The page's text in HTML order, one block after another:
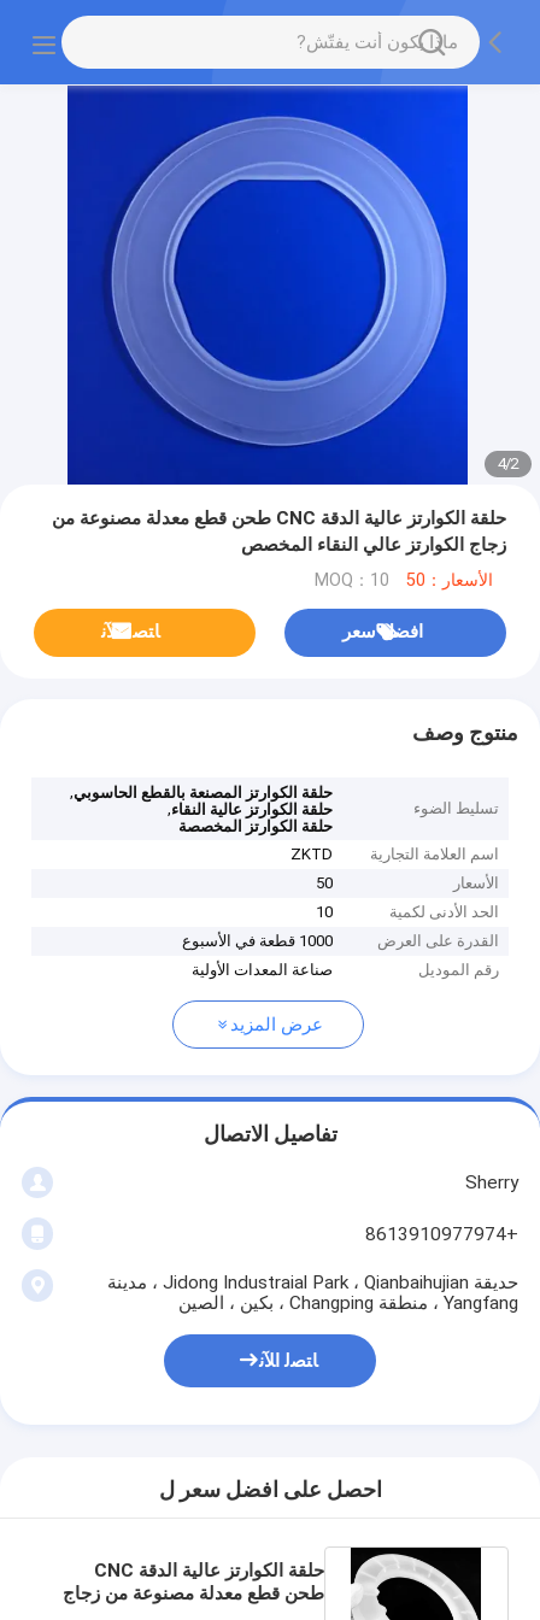
2
/
4
حلقة الكوارتز عالية الدقة CNC طحن قطع معدلة مصنوعة من
زجاج الكوارتز عالي النقاء المخصص
الأسعار：50 MOQ：10
افضل سعر ﺎﺘﺼﻟ ﺍﻶﻧ
منتوج وصف
تسليط الضوء
حلقة الكوارتز المصنعة بالقطع الحاسوبي,
حلقة الكوارتز عالية النقاء,
حلقة الكوارتز المخصصة
اسم العلامة التجارية
ZKTD
الأسعار
50
الحد الأدنى لكمية
10
القدرة على العرض
1000 قطعة في الأسبوع
رقم الموديل
صناعة المعدات الأولية
عرض المزيد
تفاصيل الاتصال
Sherry
+8613910977974
حديقة Jidong Industraial Park ، Qianbaihujian ، مدينة
Yangfang ، منطقة Changping ، بكين ، الصين
ﺎﺘﺼﻟ ﺍﻶﻧ
احصل على افضل سعر ل
حلقة الكوارتز عالية الدقة CNC
طحن قطع معدلة مصنوعة من زجاج